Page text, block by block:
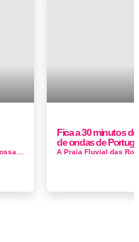
Às vezes procuramos um sítio assim. Onde possamos desligar-nos do Mundo e estarmos, apenas, nós. Aceitamos a comp...
Fica a 30 minutos
de ondas de